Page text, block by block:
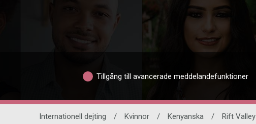
Tillgång till avancerade meddelandefunktioner
Internationell dejting / Kvinnor / Kenyanska / Rift Valley